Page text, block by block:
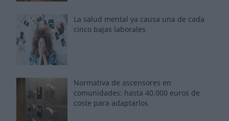
La salud mental ya causa una de cada
cinco bajas laborales
Normativa de ascensores en
comunidades: hasta 40.000 euros de
coste para adaptarlos